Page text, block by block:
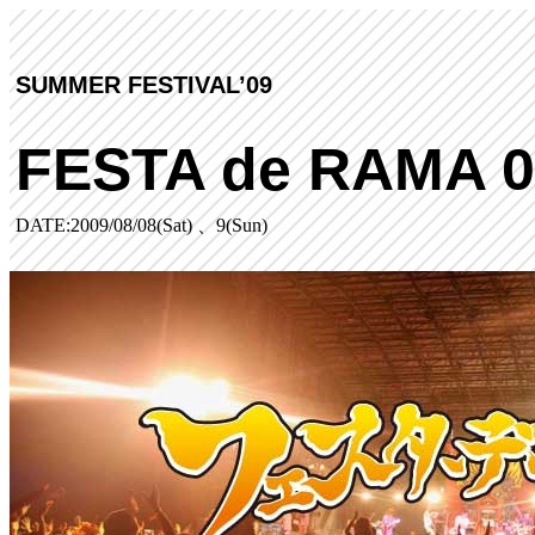
SUMMER FESTIVAL’09
FESTA de RAMA
DATE:2009/08/08(Sat) 、9(Sun)